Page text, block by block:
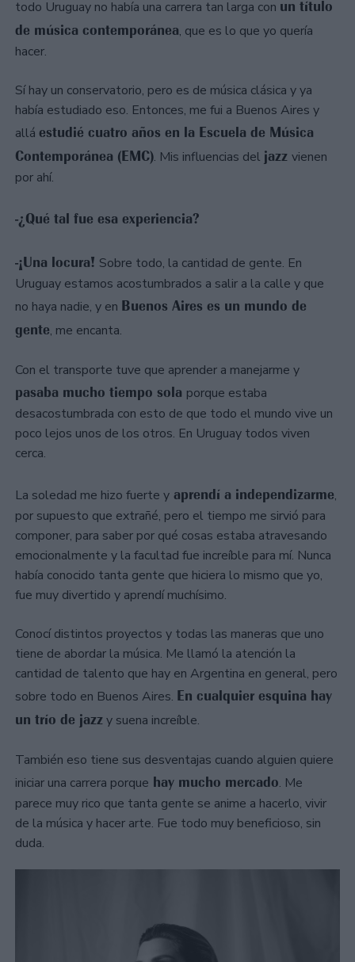
todo Uruguay no había una carrera tan larga con un título
de música contemporánea, que es lo que yo quería
hacer.
Sí hay un conservatorio, pero es de música clásica y ya
había estudiado eso. Entonces, me fui a Buenos Aires y
allá estudié cuatro años en la Escuela de Música
Contemporánea (EMC). Mis influencias del jazz vienen
por ahí.
-¿Qué tal fue esa experiencia?
-¡Una locura! Sobre todo, la cantidad de gente. En
Uruguay estamos acostumbrados a salir a la calle y que
no haya nadie, y en Buenos Aires es un mundo de
gente, me encanta.
Con el transporte tuve que aprender a manejarme y
pasaba mucho tiempo sola porque estaba
desacostumbrada con esto de que todo el mundo vive un
poco lejos unos de los otros. En Uruguay todos viven
cerca.
La soledad me hizo fuerte y aprendí a independizarme,
por supuesto que extrañé, pero el tiempo me sirvió para
componer, para saber por qué cosas estaba atravesando
emocionalmente y la facultad fue increíble para mí. Nunca
había conocido tanta gente que hiciera lo mismo que yo,
fue muy divertido y aprendí muchísimo.
Conocí distintos proyectos y todas las maneras que uno
tiene de abordar la música. Me llamó la atención la
cantidad de talento que hay en Argentina en general, pero
sobre todo en Buenos Aires. En cualquier esquina hay
un trío de jazzy suena increíble.
También eso tiene sus desventajas cuando alguien quiere
iniciar una carrera porque hay mucho mercado. Me
parece muy rico que tanta gente se anime a hacerlo, vivir
de la música y hacer arte. Fue todo muy beneficioso, sin
duda.